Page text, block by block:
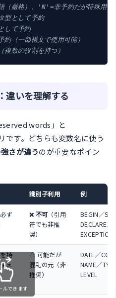
格）、'N'=非予約だが特殊用途
として予約
て予約
一部構文で使用可能）
の役割を持つ）
違いを理解する
words」と
です。どちらも変数名に使う
さが違うのが重要なポイン
識別子利用 例
ず
❌ 不可 （引用
符でも非推
奨）
BEGIN／
DECLARE／
EXCEPTION
持
え
△ 可能だが
混乱の元（非
推奨）
DATE／
NAME／
LEVEL
ルできます